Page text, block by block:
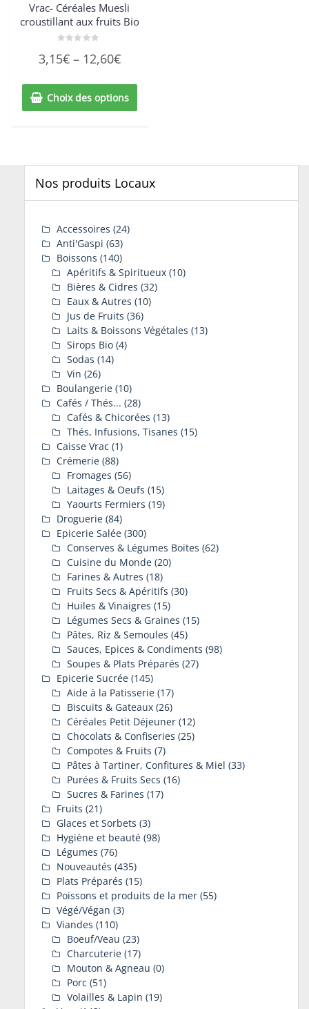
Vrac- Céréales Muesli
croustillant aux fruits Bio
0
3,15€– 12,60€
Choix des options
Nos produits Locaux
Accessoires (24)
Anti'Gaspi (63)
Boissons (140)
Apéritifs & Spiritueux (10)
Bières & Cidres (32)
Eaux & Autres (10)
Jus de Fruits (36)
Laits & Boissons Végétales (13)
Sirops Bio (4)
Sodas (14)
Vin (26)
Boulangerie (10)
Cafés / Thés... (28)
Cafés & Chicorées (13)
Thés, Infusions, Tisanes (15)
Caisse Vrac (1)
Crémerie (88)
Fromages (56)
Laitages & Oeufs (15)
Yaourts Fermiers (19)
Droguerie (84)
Epicerie Salée (300)
Conserves & Légumes Boites (62)
Cuisine du Monde (20)
Farines & Autres (18)
Fruits Secs & Apéritifs (30)
Huiles & Vinaigres (15)
Légumes Secs & Graines (15)
Pâtes, Riz & Semoules (45)
Sauces, Epices & Condiments (98)
Soupes & Plats Préparés (27)
Epicerie Sucrée (145)
Aide à la Patisserie (17)
Biscuits & Gateaux (26)
Céréales Petit Déjeuner (12)
Chocolats & Confiseries (25)
Compotes & Fruits (7)
Pâtes à Tartiner, Confitures & Miel (33)
Purées & Fruits Secs (16)
Sucres & Farines (17)
Fruits (21)
Glaces et Sorbets (3)
Hygiène et beauté (98)
Légumes (76)
Nouveautés (435)
Plats Préparés (15)
Poissons et produits de la mer (55)
Végé/Végan (3)
Viandes (110)
Boeuf/Veau (23)
Charcuterie (17)
Mouton & Agneau (0)
Porc (51)
Volailles & Lapin (19)